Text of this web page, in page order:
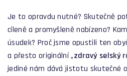
Je to opravdu nutné? Skutečně
cíleně a promyšleně nabízeno?
úsudek? Proč jsme opustili ten
a přesto originální „zdravý selský
jediné nám dává jistotu skutečné